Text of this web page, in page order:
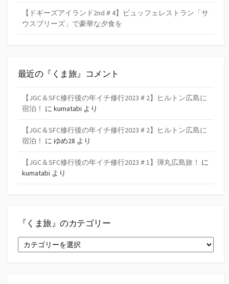
【ドギーズアイランド2nd＃4】ビュッフェレストラン「サ
ウスブリーズ」で豪華な夕食を
最近の『くま旅』コメント
【JGC＆SFC修行後の年イチ修行2023＃2】ヒルトン広島に
宿泊！ に kumatabi より
【JGC＆SFC修行後の年イチ修行2023＃2】ヒルトン広島に
宿泊！ に ゆめ28 より
【JGC＆SFC修行後の年イチ修行2023＃1】弾丸広島旅！ に
kumatabi より
『くま旅』のカテゴリー
『く
ま